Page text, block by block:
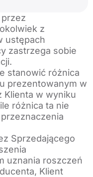
z
ustępach
zastrzega sobie
stanowić różnica
prezentowanym w
Klienta w wyniku
różnica ta nie
przeznaczenia
Sprzedającego
uznania roszczeń
Klient